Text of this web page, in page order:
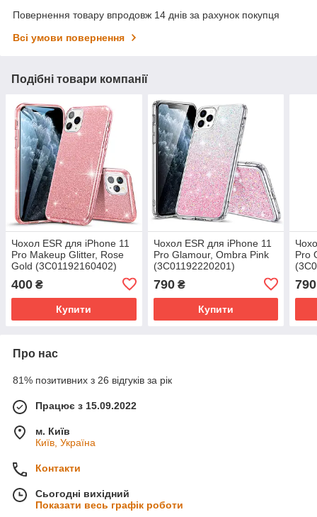
Повернення товару впродовж 14 днів за рахунок покупця
Всі умови повернення
Подібні товари компанії
Чохол ESR для iPhone 11
Pro Makeup Glitter, Rose
Gold (3C01192160402)
400 ₴
Купити
Чохол ESR для iPhone 11
Pro Glamour, Ombra Pink
(3C01192220201)
790₴
Купити
Pro
790
Про нас
81% позитивних з 26 відгуків за рік
Працює з 15.09.2022
м. Київ
Київ, Україна
Контакти
Сьогодні вихідний
Показати весь графік роботи